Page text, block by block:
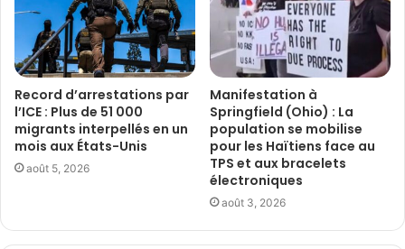
Record d’arrestations par
l’ICE : Plus de 51 000
migrants interpellés en un
mois aux États-Unis
août 5, 2026
Manifestation à
Springfield (Ohio) : La
population se mobilise
pour les Haïtiens face au
TPS et aux bracelets
électroniques
août 3, 2026